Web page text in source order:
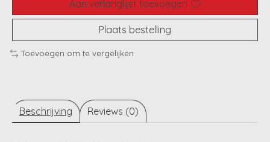
Aan verlanglijst toevoegen
Plaats bestelling
Toevoegen om te vergelijken
Beschrijving Reviews (0)